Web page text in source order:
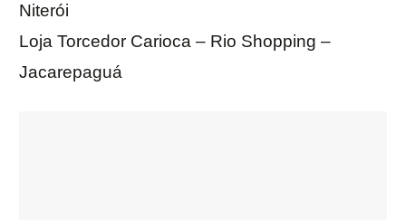
Niterói
Loja Torcedor Carioca – Rio Shopping –
Jacarepaguá